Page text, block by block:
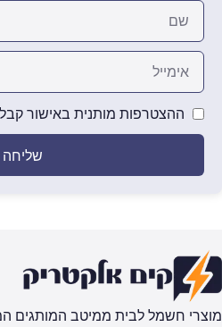
ההצטרפות מותנית באישור
שליחה
מוצרי חשמל לבית ממיטב המותגים